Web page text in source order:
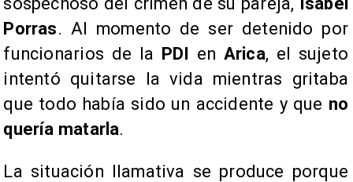
Porras. Al momento de ser detenido por
funcionarios de la PDI en Arica, el sujeto
intentó quitarse la vida mientras gritaba
que todo había sido un accidente y que no
quería matarla.
La situación llamativa se produce porque